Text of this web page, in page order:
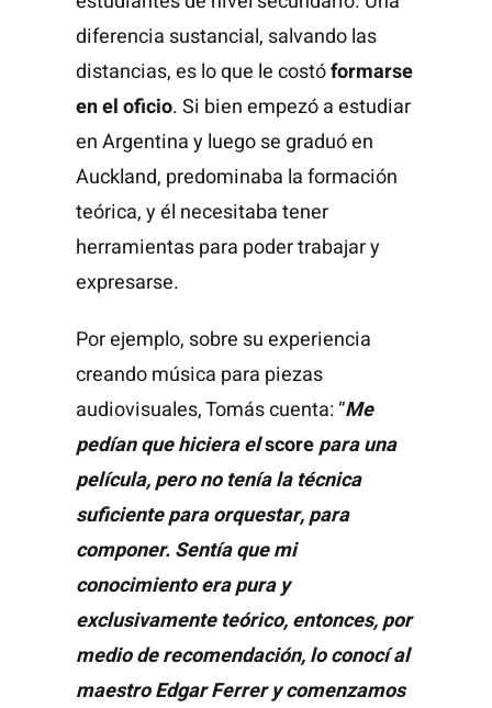
diferencia sustancial, salvando las
distancias, es lo que le costóformarse
en eloficio. Si bien empezó a estudiar
en Argentina y luego se graduó en
Auckland, predominaba la formación
teórica, y él necesitaba tener
herramientas para poder trabajar y
expresarse.
Por ejemplo, sobre su experiencia
creando música para piezas
audiovisuales, Tomás cuenta: “Me
pedían que hiciera elscorepara una
película, pero no tenía la técnica
suficiente para orquestar, para
componer.Sentía que mi
conocimiento era pura y
exclusivamente teórico, entonces, por
medio de recomendación, lo conocí al
maestro Edgar Ferrer y comenzamos